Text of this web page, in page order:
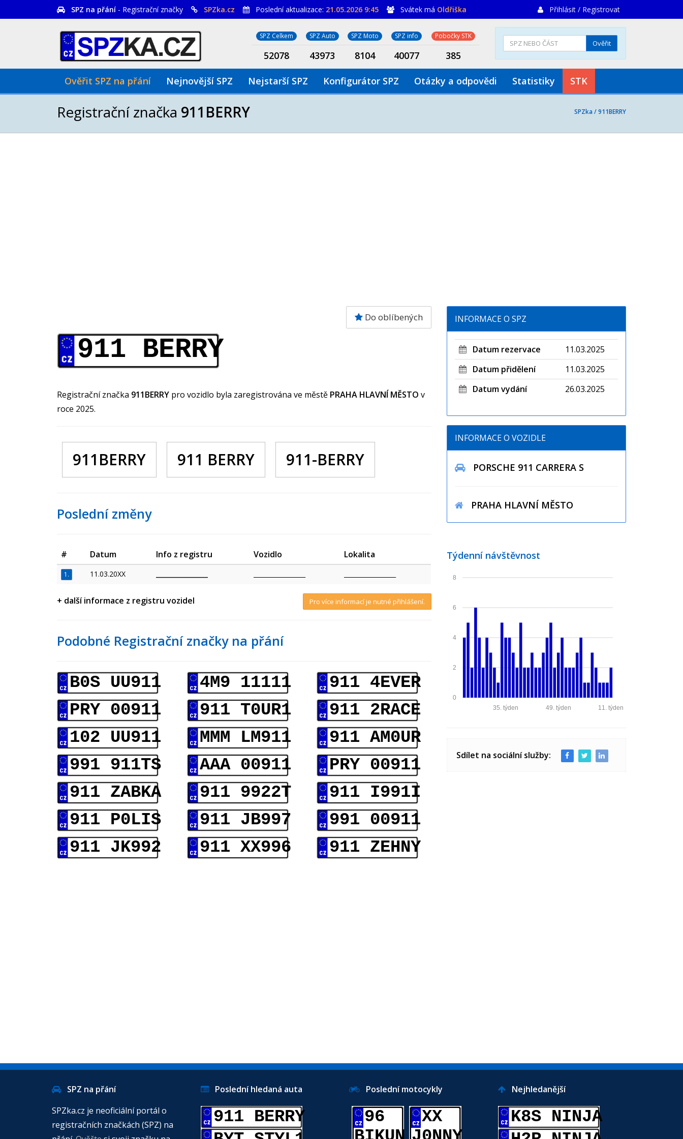
SPZ na přání - Registrační značky SPZka.cz Poslední aktualizace: 21.05.2026 9:45 Svátek má Oldřiška Přihlásit / Registrovat
SPZ Celkem SPZ Auto SPZ Moto SPZ info Pobočky STK
52078 43973 8104 40077 385
Ověřit
Ověřit SPZ na přání Nejnovější SPZ Nejstarší SPZ Konfigurátor SPZ Otázky a odpovědi Statistiky STK
Registrační značka 911BERRY SPZka /911BERRY
Do oblíbených
911 BERRY
Registrační značka 911BERRY pro vozidlo byla zaregistrována ve městě PRAHA HLAVNÍ MĚSTO v
roce 2025.
911BERRY 911 BERRY 911-BERRY
Poslední změny
# Datum Info z registru Vozidlo Lokalita
1. 11.03.20XX
+ další informace z registru vozidel Pro více informací je nutné přihlášení.
Podobné Registrační značky na přání
B0S UU911 4M9 11111
911 4EVER
PRY 00911
911 T0UR1
911 2RACE
102 UU911
MMM LM911
911 AM0UR
991 911TS
AAA 00911
PRY 00911
911 ZABKA
911 9922T
911 I991I
911 P0LIS
911 JB997
991 00911
911 JK992
911 XX996 911 ZEHNY
INFORMACE O SPZ
Datum rezervace
11.03.2025
Datum přidělení
11.03.2025
Datum vydání
26.03.2025
INFORMACE O VOZIDLE
PORSCHE 911 CARRERA S
PRAHA HLAVNÍ MĚSTO
Týdenní návštěvnost
0
2
4
6
8
11. týden
49. týden
35. týden
Sdílet na sociální služby:
SPZ na přání
SPZka.cz je neoficiální portál o
registračních značkách (SPZ) na
Poslední hledaná auta
911 BERRY
Poslední motocykly
96
XX
Nejhledanější
K8S NINJA